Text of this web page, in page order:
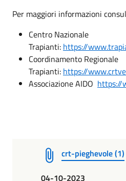
Per maggiori informazioni
Centro Nazionale
Trapianti: https://
Coordinamento Regionale
Trapianti: https://
Associazione AIDO https://
crt-pieghevole (1)
04-10-2023